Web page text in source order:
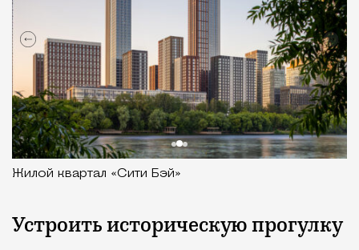
Жилой квартал «Сити Бэй»
Устроить историческую прогулку